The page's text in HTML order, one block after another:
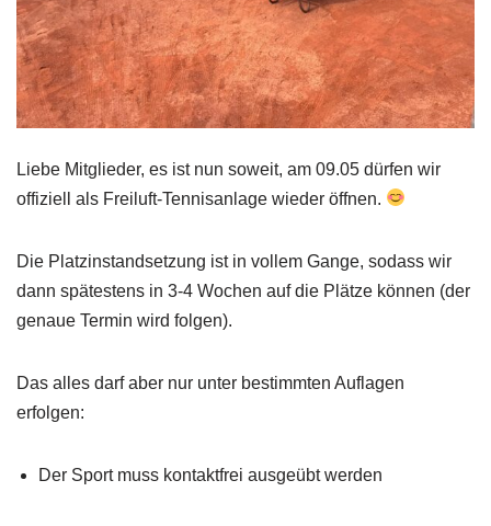
Liebe Mitglieder, es ist nun soweit, am 09.05 dürfen wir
offiziell als Freiluft-Tennisanlage wieder öffnen.
Die Platzinstandsetzung ist in vollem Gange, sodass wir
dann spätestens in 3-4 Wochen auf die Plätze können (der
genaue Termin wird folgen).
Das alles darf aber nur unter bestimmten Auflagen
erfolgen:
Der Sport muss kontaktfrei ausgeübt werden